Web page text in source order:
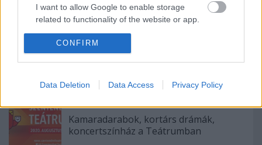
I want to allow Google to enable storage
related to functionality of the website or app.
I want to allow Google to enable storage
related to personalization.
I want to allow Google to enable storage
related to security, including authentication
user protection.
CONFIRM
Data Deletion Data Access Privacy Policy
Ajánlott bejegyzések:
Meghalt Böröndi Tamás
Kamaradarabok, kortárs drámák,
koncertszínház a Teátrumban